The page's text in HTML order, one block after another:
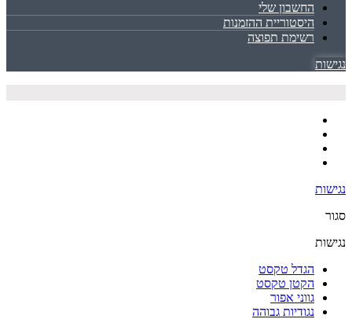
החשבון שלי
היסטוריית ההזמנות
רשימת תפוצה
נגישות
נגישות
סגור
נגישות
הגדל טקסט
הקטן טקסט
גווני אפור
נגודיות גבוהה